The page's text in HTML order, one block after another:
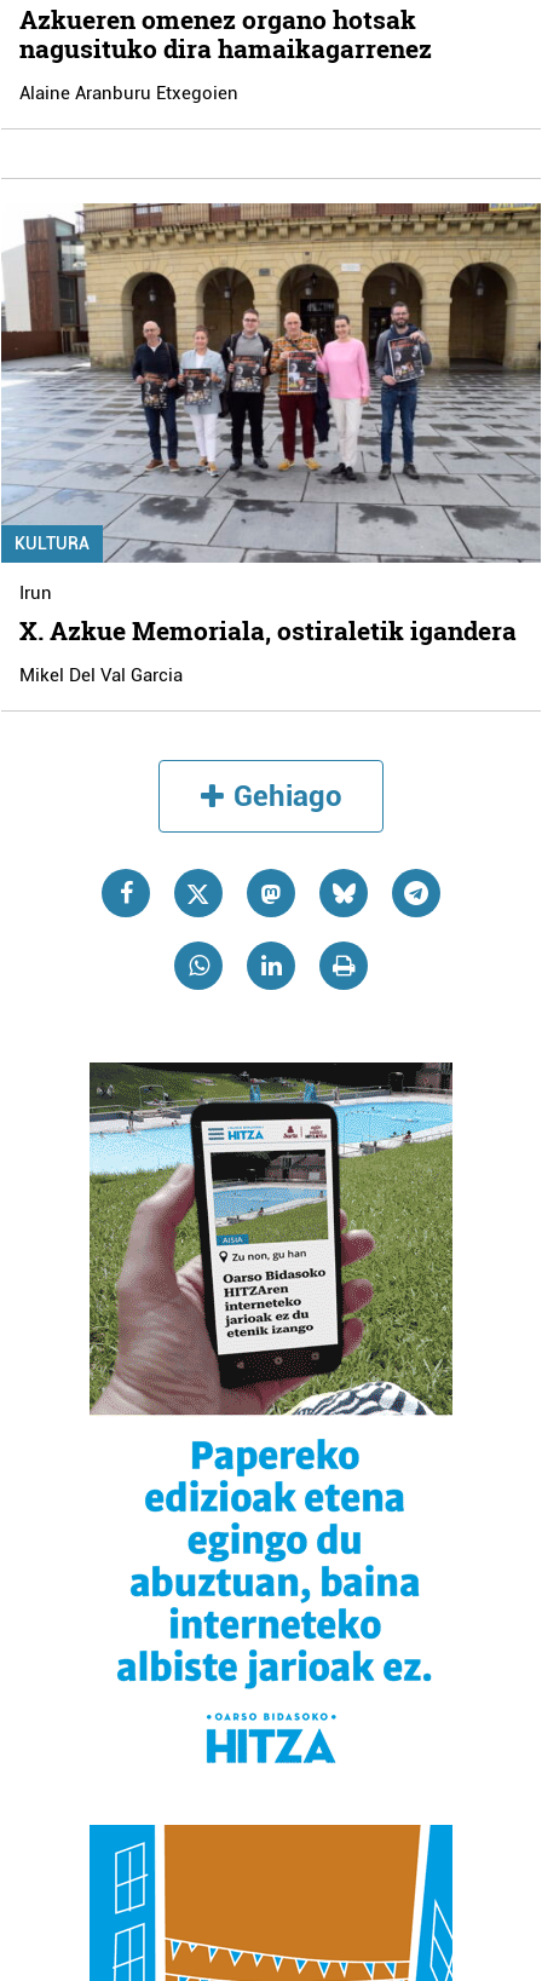
Azkueren omenez organo hotsak
nagusituko dira hamaikagarrenez
Alaine Aranburu Etxegoien
KULTURA
Irun
X. Azkue Memoriala, ostiraletik igandera
Mikel Del Val Garcia
Gehiago